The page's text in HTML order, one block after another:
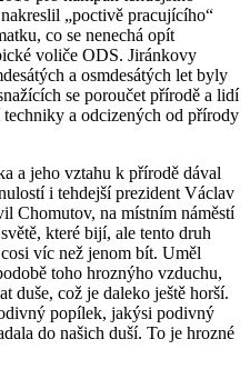
„poctivě pracujícího“
co se nenechá opít
voliče ODS. Jiránkovy
a osmdesátých let byly
se poroučet přírodě a lidí
a odcizených od přírody
a jeho vztahu k přírodě dával
i tehdejší prezident Václav
Chomutov, na místním náměstí
které bijí, ale tento druh
víc než jenom bít. Uměl
toho hroznýho vzduchu,
duše, což je daleko ještě horší.
popílek, jakýsi podivný
do našich duší. To je hrozné